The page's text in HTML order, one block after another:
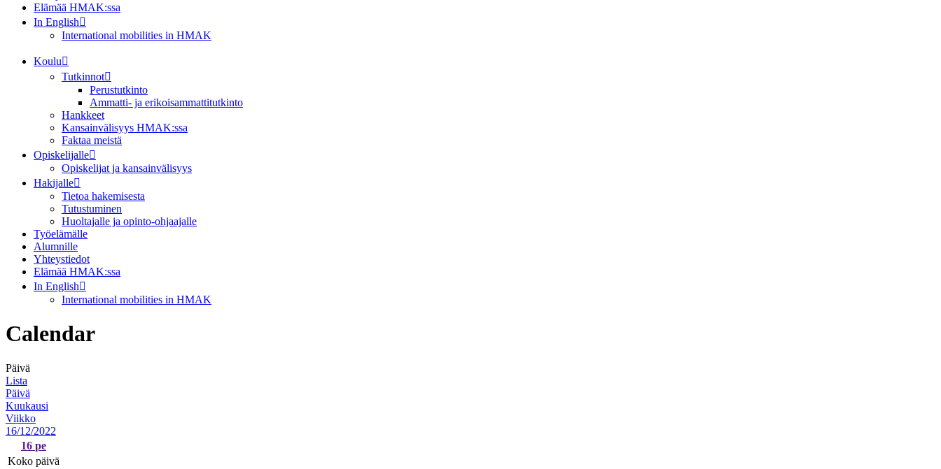
Elämää HMAK:ssa
In English
International mobilities in HMAK
Koulu
Tutkinnot
Perustutkinto
Ammatti- ja erikoisammattitutkinto
Hankkeet
Kansainvälisyys HMAK:ssa
Faktaa meistä
Opiskelijalle
Opiskelijat ja kansainvälisyys
Hakijalle
Tietoa hakemisesta
Tutustuminen
Huoltajalle ja opinto-ohjaajalle
Työelämälle
Alumnille
Yhteystiedot
Elämää HMAK:ssa
In English
International mobilities in HMAK
Calendar
Päivä
Lista
Päivä
Kuukausi
Viikko
16/12/2022
16 pe
Koko päivä